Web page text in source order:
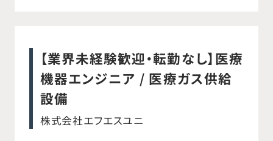
医師への営業活動を担当します。 【主な職
務内容】 ○担当地域の営業戦略の立案、実
行、および進捗管理 ○営業目標の達成に向
けた営業活動の計画、実行、および管理 ○営
業チームの採用、育成、評価、およびモチベ
【業界未経験歓迎・転勤なし】医療
機器エンジニア / 医療ガス供給
設備
株式会社エフエスユニ